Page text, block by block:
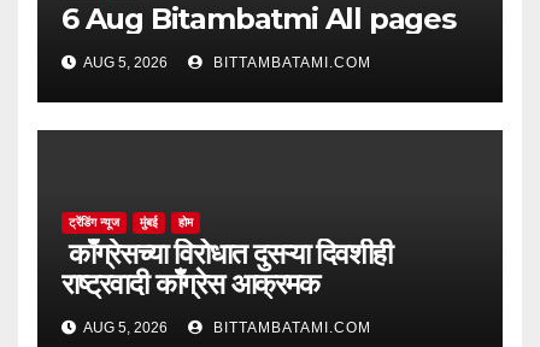
6 Aug Bitambatmi All pages
AUG 5, 2026 BITTAMBATAMI.COM
ट्रेंडिंग न्यूज मुंबई होम
काँग्रेसच्या विरोधात दुसऱ्या दिवशीही
राष्ट्रवादी काँग्रेस आक्रमक
AUG 5, 2026 BITTAMBATAMI.COM